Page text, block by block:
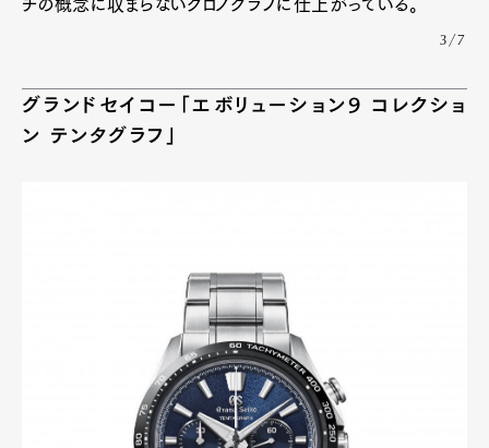
チの概念に収まらないクロノグラフに仕上がっている。
3/7
グランドセイコー「エボリューション9 コレクショ
ン テンタグラフ」